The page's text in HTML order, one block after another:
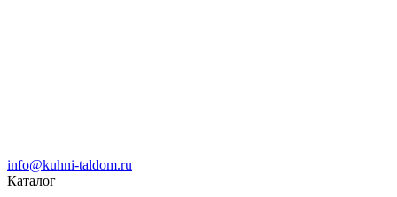
info@kuhni-taldom.ru
Каталог